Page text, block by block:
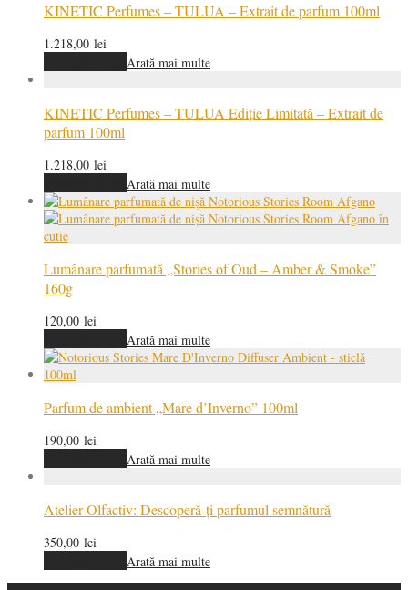
KINETIC Perfumes – TULUA – Extrait de parfum 100ml
1.218,00 lei
Arată mai multe
KINETIC Perfumes – TULUA Ediție Limitată – Extrait de
parfum 100ml
1.218,00 lei
Arată mai multe
Lumânare parfumată „Stories of Oud – Amber & Smoke”
160g
120,00 lei
Arată mai multe
Parfum de ambient „Mare d’Inverno” 100ml
190,00 lei
Arată mai multe
Atelier Olfactiv: Descoperă-ți parfumul semnătură
350,00 lei
Arată mai multe